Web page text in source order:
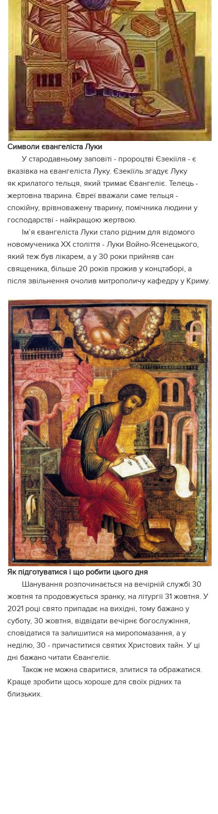
Символи євангеліста Луки
У стародавньому заповіті - пророцтві Єзекіїля - є
вказівка на євангеліста Луку. Єзекіїль згадує Луку
як крилатого тельця, який тримає Євангеліє. Телець -
жертовна тварина. Євреї вважали саме тельця -
спокійну, врівноважену тварину, помічника людини у
господарстві - найкращою жертвою.
Ім’я євангеліста Луки стало рідним для відомого
новомученика ХХ століття - Луки Войно-Ясенецького,
який теж був лікарем, а у 30 роки прийняв сан
священика, більше 20 років прожив у концтаборі, а
після звільнення очолив митрополичу кафедру у Криму.
Як підготуватися і що робити цього дня
Шанування розпочинається на вечірній службі 30
жовтня та продовжується зранку, на літургії 31 жовтня. У
2021 році свято припадає на вихідні, тому бажано у
суботу, 30 жовтня, відвідати вечірнє богослужіння,
сповідатися та залишитися на миропомазання, а у
неділю, 30 - причаститися святих Христових тайн. У ці
дні бажано читати Євангеліє.
Також не можна сваритися, злитися та ображатися.
Краще зробити щось хороше для своїх рідних та
близьких.